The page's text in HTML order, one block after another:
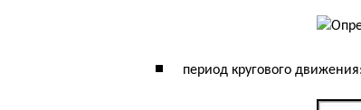
период кругового движения: